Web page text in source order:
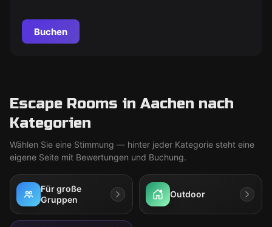
Buchen
Escape Rooms in Aachen nach
Kategorien
Wählen Sie eine Stimmung — hinter jeder Kategorie steht eine
eigene Seite mit Bewertungen und Buchung.
Für große
Gruppen
Outdoor